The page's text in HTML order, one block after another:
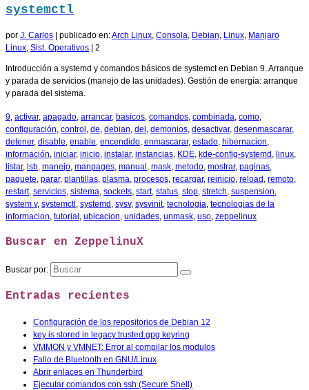
systemctl
por J. Carlos | publicado en:Arch Linux Consola Debian Linux Manjaro
Linux Sist. Operativos | 2
Introducción a systemd y comandos básicos de systemct en Debian 9. Arranque
y parada de servicios (manejo de las unidades). Gestión de energía: arranque
y parada del sistema.
9 activar, apagado arrancar, basicos comandos combinada como
configuración control de debian del demonios desactivar, desenmascarar,
detener, disable enable encendido enmascarar, estado hibernacion
información iniciar, inicio instalar, instancias KDE kde-config-systemd linux
listar, lsb manejo manpages manual mask metodo mostrar, paginas
paquete parar, plantillas plasma procesos recargar, reinicio reload remoto
restart, servicios sistema sockets start, status stop stretch suspension
system v, systemctl systemd sysv, sysvinit, tecnologia tecnologias de la
informacion tutorial ubicacion unidades unmask uso zeppelinux
Buscar en ZeppelinuX
Buscar por:
Entradas recientes
Configuración de los repositorios de Debian 12
key is stored in legacy trusted.gpg keyring
VMMON y VMNET: Error al compilar los modulos
Fallo de Bluetooth en GNU/Linux
Abrir enlaces en Thunderbird
Ejecutar comandos con ssh (Secure Shell)